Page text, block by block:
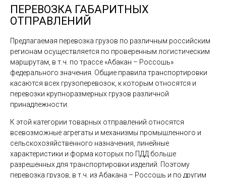
ПЕРЕВОЗКА ГАБАРИТНЫХ
ОТПРАВЛЕНИЙ
Предлагаемая перевозка грузов по различным российским
регионам осуществляется по проверенным логистическим
маршрутам, в т.ч. по трассе «Абакан – Россошь»
федерального значения. Общие правила транспортировки
касаются всех грузоперевозок, к которым относятся и
перевозки крупноразмерных грузов различной
принадлежности.
К этой категории товарных отправлений относятся
всевозможные агрегаты и механизмы промышленного и
сельскохозяйственного назначения, линейные
характеристики и форма которых по ПДД больше
разрешенных для транспортировки изделий. Поэтому
перевозка грузов, в т.ч. из Абакана – Россошь и по другим